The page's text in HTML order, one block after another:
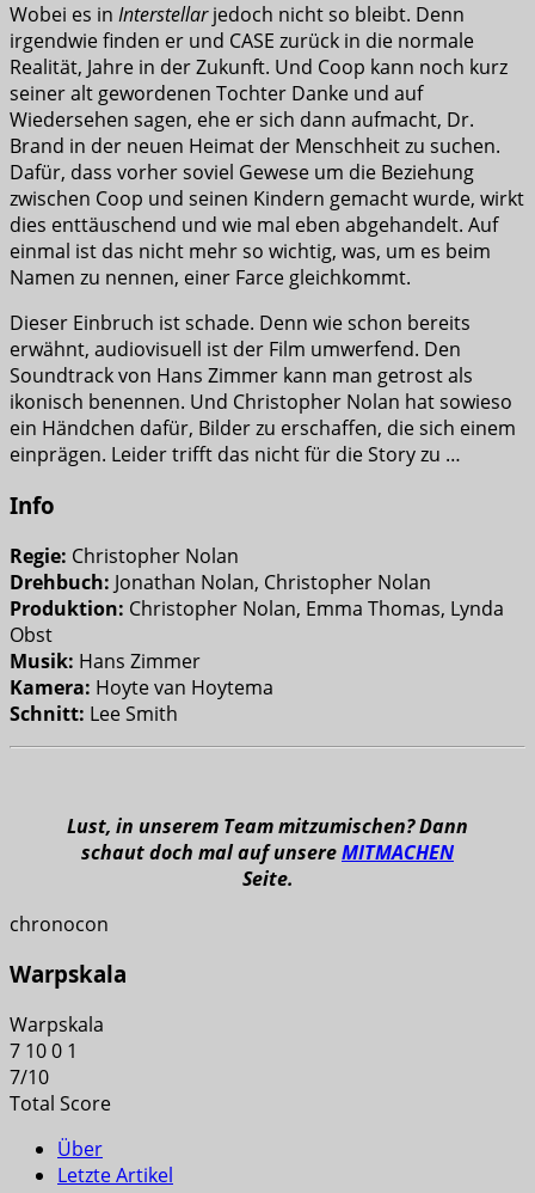
Wobei es in Interstellarjedoch nicht so bleibt. Denn
irgendwie finden er und CASE zurück in die normale
Realität, Jahre in der Zukunft. Und Coop kann noch kurz
seiner alt gewordenen Tochter Danke und auf
Wiedersehen sagen, ehe er sich dann aufmacht, Dr.
Brand in der neuen Heimat der Menschheit zu suchen.
Dafür, dass vorher soviel Gewese um die Beziehung
zwischen Coop und seinen Kindern gemacht wurde, wirkt
dies enttäuschend und wie mal eben abgehandelt. Auf
einmal ist das nicht mehr so wichtig, was, um es beim
Namen zu nennen, einer Farce gleichkommt.
Dieser Einbruch ist schade. Denn wie schon bereits
erwähnt, audiovisuell ist der Film umwerfend. Den
Soundtrack von Hans Zimmer kann man getrost als
ikonisch benennen. Und Christopher Nolan hat sowieso
ein Händchen dafür, Bilder zu erschaffen, die sich einem
einprägen. Leider trifft das nicht für die Story zu …
Info
Regie: Christopher Nolan
Drehbuch: Jonathan Nolan, Christopher Nolan
Produktion: Christopher Nolan, Emma Thomas, Lynda
Obst
Musik: Hans Zimmer
Kamera: Hoyte van Hoytema
Schnitt: Lee Smith
Lust, in unserem Team mitzumischen? Dann
schaut doch mal auf unsereMITMACHEN
Seite.
chronocon
Warpskala
Warpskala
7 100 1
7/10
Total Score
Über
Letzte Artikel